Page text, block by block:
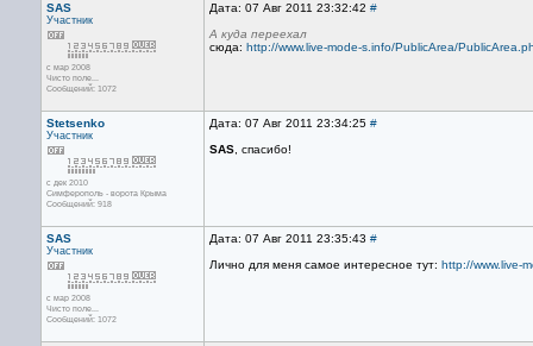
SAS
Участник
с мар 2008
Чисто поле...
Сообщений: 1072
Дата: 07 Авг 2011 23:32:42 #
А куда переехал
сюда: http://www.live-mode-s.info/PublicArea/
Stetsenko
Участник
с дек 2010
Симферополь - ворота Крыма
Сообщений: 918
Дата: 07 Авг 2011 23:34:25 #
SAS , спасибо!
SAS
Участник
с мар 2008
Чисто поле...
Сообщений: 1072
Дата: 07 Авг 2011 23:35:43 #
Лично для меня самое интересное тут: http://www.live-